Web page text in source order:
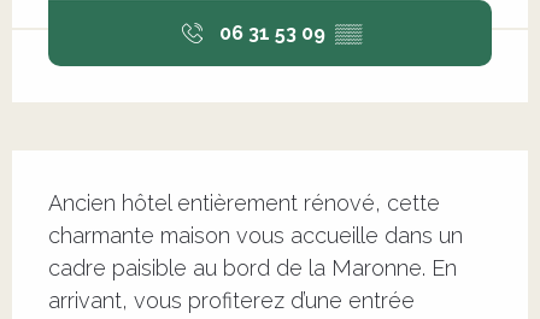
06 31 53 09 ▒▒
Ancien hôtel entièrement rénové, cette
charmante maison vous accueille dans un
cadre paisible au bord de la Maronne. En
arrivant, vous profiterez d’une entrée